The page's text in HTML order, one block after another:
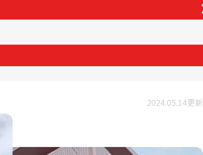
2024.05.14更新